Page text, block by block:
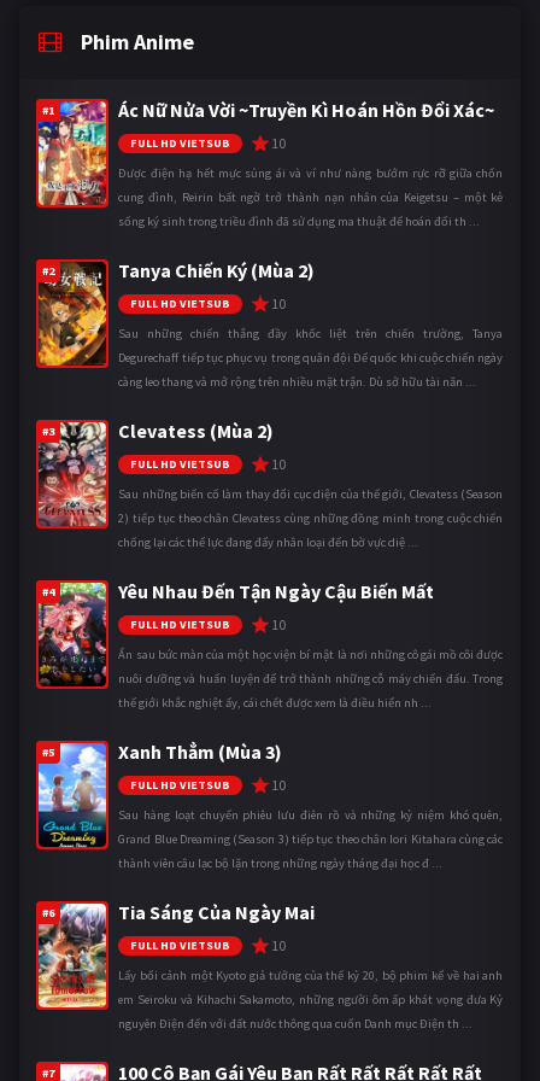
Phim Anime
#1 Ác Nữ Nửa Vời ~Truyền Kì Hoán Hồn Đổi Xác~
FULL HD VIETSUB 10
Được điện hạ hết mực sủng ái và ví như nàng bướm rực rỡ giữa chốn
cung đình, Reirin bất ngờ trở thành nạn nhân của Keigetsu – một kẻ
sống ký sinh trong triều đình đã sử dụng ma thuật để hoán đổi th ...
#2 Tanya Chiến Ký (Mùa 2)
FULL HD VIETSUB 10
Sau những chiến thắng đầy khốc liệt trên chiến trường, Tanya
Degurechaff tiếp tục phục vụ trong quân đội Đế quốc khi cuộc chiến ngày
càng leo thang và mở rộng trên nhiều mặt trận. Dù sở hữu tài năn ...
#3 Clevatess (Mùa 2)
FULL HD VIETSUB 10
Sau những biến cố làm thay đổi cục diện của thế giới, Clevatess (Season
2) tiếp tục theo chân Clevatess cùng những đồng minh trong cuộc chiến
chống lại các thế lực đang đẩy nhân loại đến bờ vực diệ ...
#4 Yêu Nhau Đến Tận Ngày Cậu Biến Mất
FULL HD VIETSUB 10
Ẩn sau bức màn của một học viện bí mật là nơi những cô gái mồ côi được
nuôi dưỡng và huấn luyện để trở thành những cỗ máy chiến đấu. Trong
thế giới khắc nghiệt ấy, cái chết được xem là điều hiển nh ...
#5 Xanh Thẳm (Mùa 3)
FULL HD VIETSUB 10
Sau hàng loạt chuyến phiêu lưu điên rồ và những kỷ niệm khó quên,
Grand Blue Dreaming (Season 3) tiếp tục theo chân Iori Kitahara cùng các
thành viên câu lạc bộ lặn trong những ngày tháng đại học đ ...
#6 Tia Sáng Của Ngày Mai
FULL HD VIETSUB 10
Lấy bối cảnh một Kyoto giả tưởng của thế kỷ 20, bộ phim kể về hai anh
em Seiroku và Kihachi Sakamoto, những người ôm ấp khát vọng đưa Kỷ
nguyên Điện đến với đất nước thông qua cuốn Danh mục Điện th ...
#7
100 Cô Bạn Gái Yêu Bạn Rất Rất Rất Rất Rất